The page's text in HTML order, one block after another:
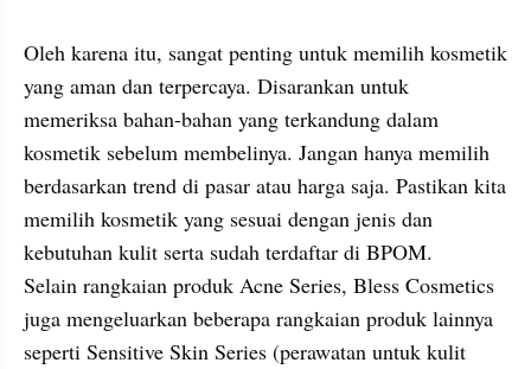
Oleh karena itu, sangat penting untuk memilih kosmetik
yang aman dan terpercaya. Disarankan untuk
memeriksa bahan-bahan yang terkandung dalam
kosmetik sebelum membelinya. Jangan hanya memilih
berdasarkan trend di pasar atau harga saja. Pastikan kita
memilih kosmetik yang sesuai dengan jenis dan
kebutuhan kulit serta sudah terdaftar di BPOM.
Selain rangkaian produk Acne Series, Bless Cosmetics
juga mengeluarkan beberapa rangkaian produk lainnya
seperti Sensitive Skin Series (perawatan untuk kulit